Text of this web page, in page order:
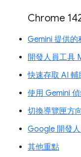
Chrome
Gemini 提供的
開發人員工具
快速存取 AI 輔
使用 Gemini
切換導覽匣方
Google 開發
其他重點